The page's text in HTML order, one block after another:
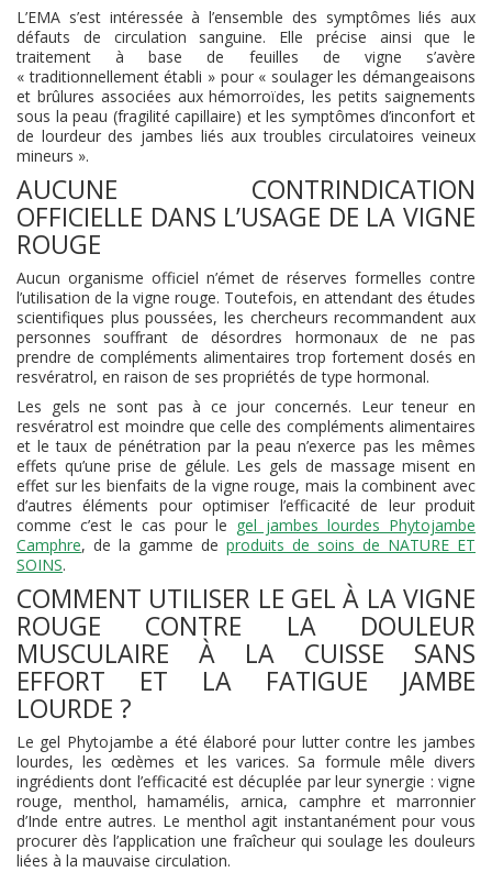
L’EMA s’est intéressée à l’ensemble des symptômes liés aux
défauts de circulation sanguine. Elle précise ainsi que le
traitement à base de feuilles de vigne s’avère
« traditionnellement établi » pour « soulager les démangeaisons
et brûlures associées aux hémorroïdes, les petits saignements
sous la peau (fragilité capillaire) et les symptômes d’inconfort et
de lourdeur des jambes liés aux troubles circulatoires veineux
mineurs ».
AUCUNE CONTRINDICATION
OFFICIELLE DANS L’USAGE DE LA VIGNE
ROUGE
Aucun organisme officiel n’émet de réserves formelles contre
l’utilisation de la vigne rouge. Toutefois, en attendant des études
scientifiques plus poussées, les chercheurs recommandent aux
personnes souffrant de désordres hormonaux de ne pas
prendre de compléments alimentaires trop fortement dosés en
resvératrol, en raison de ses propriétés de type hormonal.
Les gels ne sont pas à ce jour concernés. Leur teneur en
resvératrol est moindre que celle des compléments alimentaires
et le taux de pénétration par la peau n’exerce pas les mêmes
effets qu’une prise de gélule. Les gels de massage misent en
effet sur les bienfaits de la vigne rouge, mais la combinent avec
d’autres éléments pour optimiser l’efficacité de leur produit
comme c’est le cas pour le gel jambes lourdes Phytojambe
Camphre, de la gamme de produits de soins de NATURE ET
SOINS.
COMMENT UTILISER LE GEL À LA VIGNE
ROUGE CONTRE LA DOULEUR
MUSCULAIRE À LA CUISSE SANS
EFFORT ET LA FATIGUE JAMBE
LOURDE ?
Le gel Phytojambe a été élaboré pour lutter contre les jambes
lourdes, les œdèmes et les varices. Sa formule mêle divers
ingrédients dont l’efficacité est décuplée par leur synergie : vigne
rouge, menthol, hamamélis, arnica, camphre et marronnier
d’Inde entre autres. Le menthol agit instantanément pour vous
procurer dès l’application une fraîcheur qui soulage les douleurs
liées à la mauvaise circulation.